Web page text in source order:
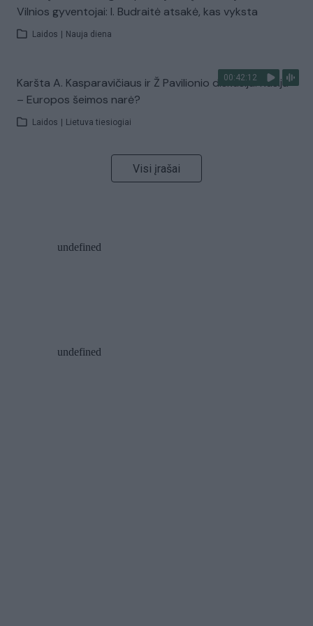
Vilnios gyventojai: I. Budraitė atsakė, kas vyksta
Laidos Nauja diena
00:42:12
Karšta A. Kasparavičiaus ir Ž Pavilionio diskusija: Rusija
– Europos šeimos narė?
Laidos Lietuva tiesiogiai
Visi įrašai